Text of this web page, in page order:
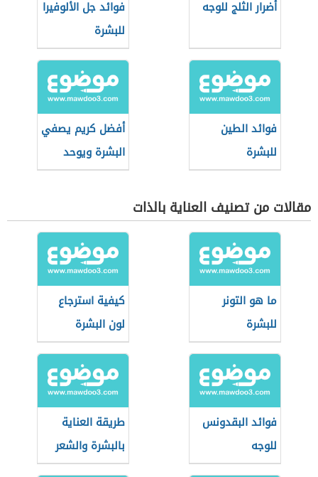
أضرار الثلج للوجه
فوائد جل الألوفيرا
للبشرة
فوائد الطين
للبشرة
أفضل كريم يصفي
البشرة ويوحد
لونها
مقالات من تصنيف العناية بالذات
ما هو التونر
للبشرة
كيفية استرجاع
لون البشرة
الطبيعي بعد
المصيف
فوائد البقدونس
للوجه
طريقة العناية
بالبشرة والشعر